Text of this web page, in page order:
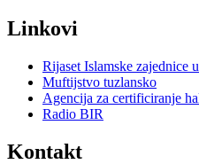
Linkovi
Rijaset Islamske zajednice
Muftijstvo tuzlansko
Agencija za certificiranje
Radio BIR
Kontakt